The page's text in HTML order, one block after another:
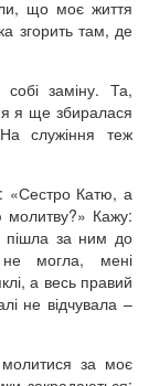
що моє життя
згорить там, де
заміну. Та,
я ще збиралася
служіння теж
«Сестро Катю, а
Кажу:
пішла за ним до
могла, мені
а весь правий
не відчувала –
за моє